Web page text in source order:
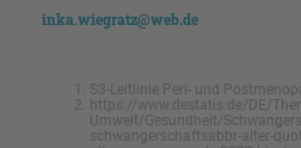
inka.wiegratz@web.de
S3-Leitlinie Peri- und
https://www.destatis.de/DE/
Umwelt/Gesundheit/
schwangerschaftsabbr-alter-